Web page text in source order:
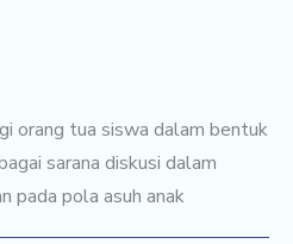
orang tua siswa dalam bentuk
sarana diskusi dalam
pada pola asuh anak